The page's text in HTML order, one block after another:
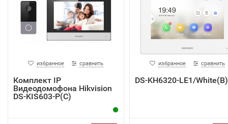
избранное сравнить
Комплект IP
Видеодомофона Hikvision
DS-KIS603-P(C)
избранное сравнить
DS-KH6320-LE1/White(B)